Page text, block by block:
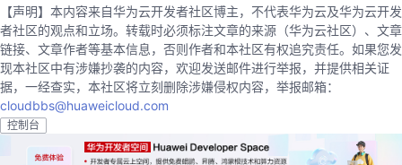
【声明】本内容来自华为云开发者社区博主，不代表华为云及华为云开发
者社区的观点和立场。转载时必须标注文章的来源（华为云社区）、文章
链接、文章作者等基本信息，否则作者和本社区有权追究责任。如果您发
现本社区中有涉嫌抄袭的内容，欢迎发送邮件进行举报，并提供相关证
据，一经查实，本社区将立刻删除涉嫌侵权内容，举报邮箱：
cloudbbs@huaweicloud.com
控制台